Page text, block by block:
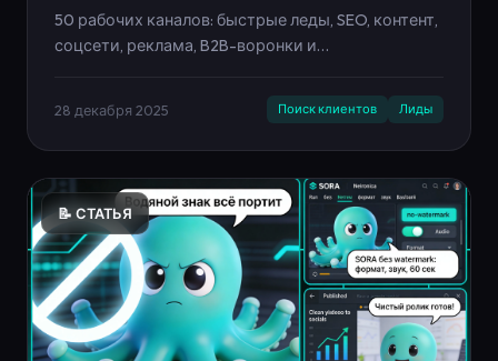
50 рабочих каналов: быстрые леды, SEO, контент,
соцсети, реклама, B2B-воронки и
28 декабря 2025 Поиск клиентов Лиды
📝 СТАТЬЯ